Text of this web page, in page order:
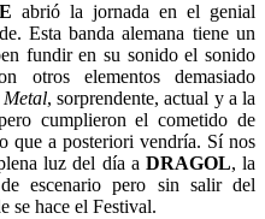
abrió la jornada en el genial
Esta banda alemana tiene un
fundir en su sonido el sonido
otros elementos demasiado
, sorprendente, actual y a la
cumplieron el cometido de
que a posteriori vendría. Sí nos
luz del día a DRAGOL, la
escenario pero sin salir del
se hace el Festival.